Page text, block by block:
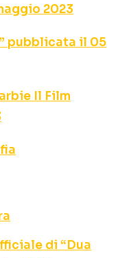
2023
pubblicata il 05
Il Film
di “Dua